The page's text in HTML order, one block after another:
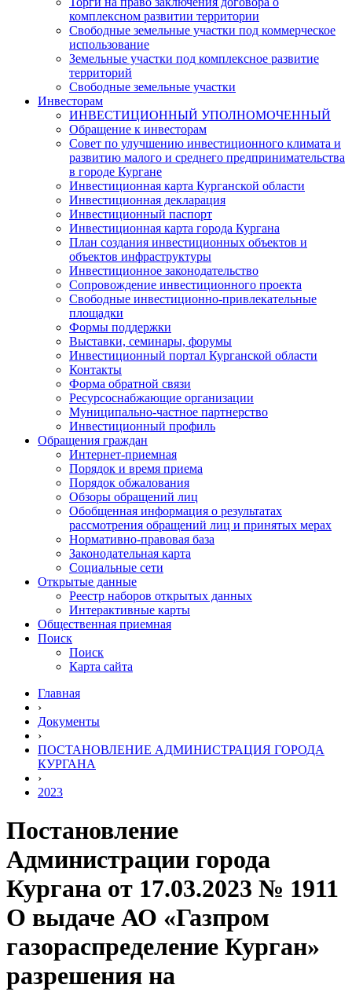
комплексном развитии территории
Свободные земельные участки под коммерческое
использование
Земельные участки под комплексное развитие
территорий
Свободные земельные участки
Инвесторам
ИНВЕСТИЦИОННЫЙ УПОЛНОМОЧЕННЫЙ
Обращение к инвесторам
Совет по улучшению инвестиционного климата и
развитию малого и среднего предпринимательства
в городе Кургане
Инвестиционная карта Курганской области
Инвестиционная декларация
Инвестиционный паспорт
Инвестиционная карта города Кургана
План создания инвестиционных объектов и
объектов инфраструктуры
Инвестиционное законодательство
Сопровождение инвестиционного проекта
Свободные инвестиционно-привлекательные
площадки
Формы поддержки
Выставки, семинары, форумы
Инвестиционный портал Курганской области
Контакты
Форма обратной связи
Ресурсоснабжающие организации
Муниципально-частное партнерство
Инвестиционный профиль
Обращения граждан
Интернет-приемная
Порядок и время приема
Порядок обжалования
Обзоры обращений лиц
Обобщенная информация о результатах
рассмотрения обращений лиц и принятых мерах
Нормативно-правовая база
Законодательная карта
Социальные сети
Открытые данные
Реестр наборов открытых данных
Интерактивные карты
Общественная приемная
Поиск
Поиск
Карта сайта
Главная
›
Документы
›
ПОСТАНОВЛЕНИЕ АДМИНИСТРАЦИЯ ГОРОДА
КУРГАНА
›
2023
Постановление
Администрации города
Кургана от 17.03.2023 № 1911
О выдаче АО «Газпром
газораспределение Курган»
разрешения на